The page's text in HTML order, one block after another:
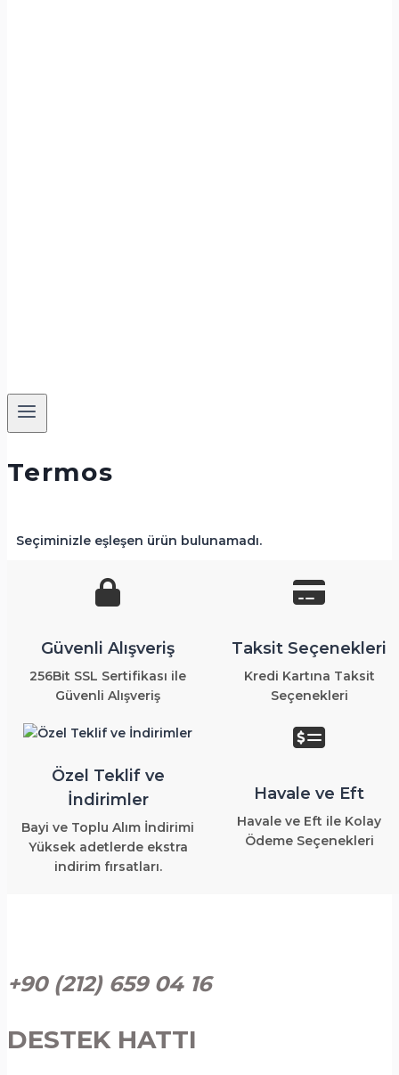
Termos
Seçiminizle eşleşen ürün bulunamadı.
Güvenli Alışveriş
256Bit SSL Sertifikası ile
Güvenli Alışveriş
Taksit Seçenekleri
Kredi Kartına Taksit
Seçenekleri
Özel Teklif ve
İndirimler
Bayi ve Toplu Alım İndirimi
Yüksek adetlerde ekstra
indirim fırsatları.
Havale ve Eft
Havale ve Eft ile Kolay
Ödeme Seçenekleri
+90 (212) 659 04 16
DESTEK HATTI